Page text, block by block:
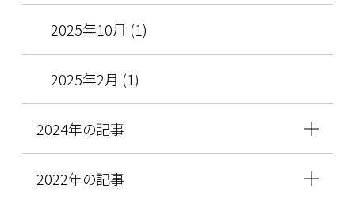
2025年10月 (1)
2025年2月 (1)
2024年の記事
2022年の記事